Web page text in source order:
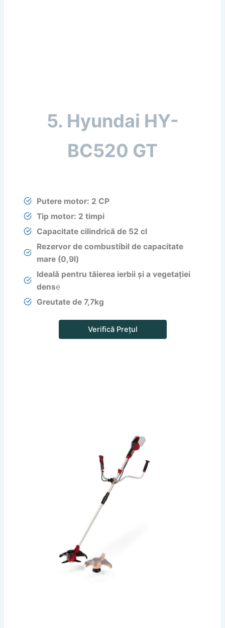
5. Hyundai HY-
BC520 GT
Putere motor: 2 CP
Tip motor: 2 timpi
Capacitate cilindrică de 52 cl
Rezervor de combustibil de capacitate
mare (0,9l)
Ideală pentru tăierea ierbii și a vegetației
dense
Greutate de 7,7kg
Verifică Prețul